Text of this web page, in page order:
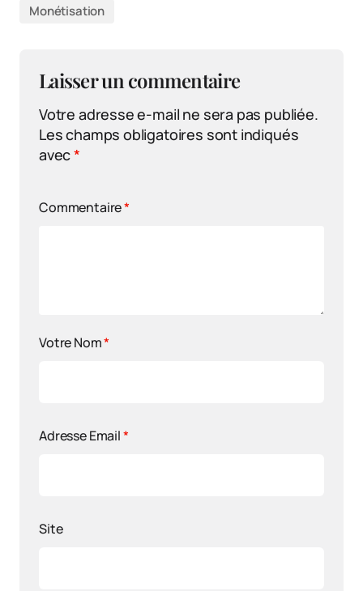
Monétisation
Laisser un commentaire
Votre adresse e-mail ne sera pas publiée.
Les champs obligatoires sont indiqués
avec*
Commentaire*
Votre Nom*
Adresse Email*
Site